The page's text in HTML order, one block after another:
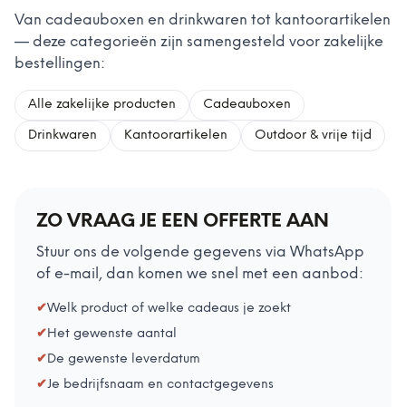
Van cadeauboxen en drinkwaren tot kantoorartikelen
— deze categorieën zijn samengesteld voor zakelijke
bestellingen:
Alle zakelijke producten Cadeauboxen
Drinkwaren Kantoorartikelen Outdoor & vrije tijd
ZO VRAAG JE EEN OFFERTE AAN
Stuur ons de volgende gegevens via WhatsApp
of e-mail, dan komen we snel met een aanbod:
✔Welk product of welke cadeaus je zoekt
✔Het gewenste aantal
✔De gewenste leverdatum
✔Je bedrijfsnaam en contactgegevens